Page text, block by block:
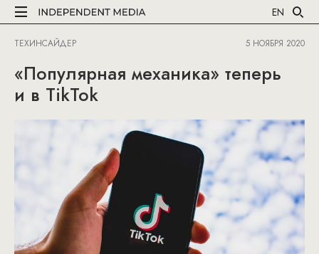
EN
ТЕХИНСАЙДЕР 5 НОЯБРЯ 2020
«Популярная механика» теперь
и в TikTok